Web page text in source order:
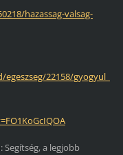
hazassag-valsag-
22158/gyogyul_
a legjobb